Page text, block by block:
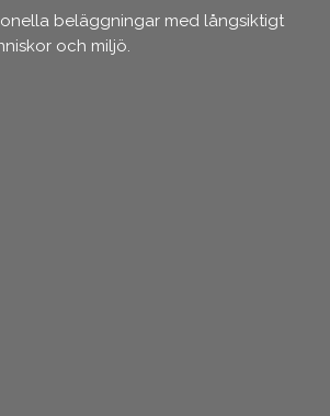
beläggningar med långsiktigt
och miljö.